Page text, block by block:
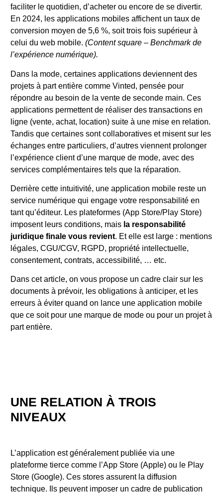
faciliter le quotidien, d’acheter ou encore de se divertir.
En 2024, les applications mobiles affichent un taux de
conversion moyen de 5,6 %, soit trois fois supérieur à
celui du web mobile. (Content square – Benchmark de
l’expérience numérique).
Dans la mode, certaines applications deviennent des
projets à part entière comme Vinted, pensée pour
répondre au besoin de la vente de seconde main. Ces
applications permettent de réaliser des transactions en
ligne (vente, achat, location) suite à une mise en relation.
Tandis que certaines sont collaboratives et misent sur les
échanges entre particuliers, d’autres viennent prolonger
l’expérience client d’une marque de mode, avec des
services complémentaires tels que la réparation.
Derrière cette intuitivité, une application mobile reste un
service numérique qui engage votre responsabilité en
tant qu’éditeur. Les plateformes (App Store/Play Store)
imposent leurs conditions, mais la responsabilité
juridique finale vous revient. Et elle est large : mentions
légales, CGU/CGV, RGPD, propriété intellectuelle,
consentement, contrats, accessibilité, … etc.
Dans cet article, on vous propose un cadre clair sur les
documents à prévoir, les obligations à anticiper, et les
erreurs à éviter quand on lance une application mobile
que ce soit pour une marque de mode ou pour un projet à
part entière.
UNE RELATION À TROIS
NIVEAUX
L’application est généralement publiée via une
plateforme tierce comme l’App Store (Apple) ou le Play
Store (Google). Ces stores assurent la diffusion
technique. Ils peuvent imposer un cadre de publication